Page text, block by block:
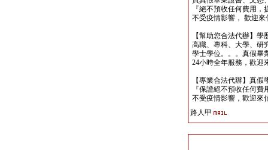
『絕不預收任何費用
不受疫情影響， 歡迎來
【幫助您合法代辦】
高職、專科、大學、研
學士學位。。。真假畢
24小時全年服務，歡迎
【專業合法代辦】真
『保證絕不預收任何
不受疫情影響，歡迎來
路人甲